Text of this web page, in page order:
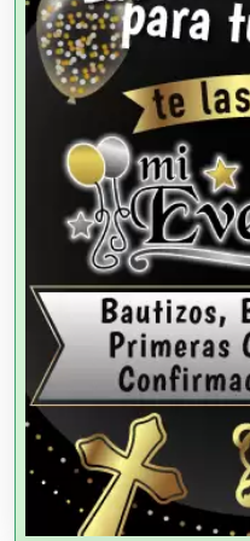
Agencias de
Agencias de
Agencias de
Agricultores
Agricultura y
Agua Purificada